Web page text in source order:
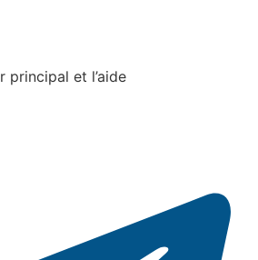
principal et l’aide